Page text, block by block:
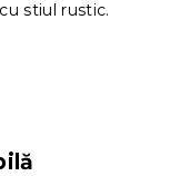
stiul rustic.